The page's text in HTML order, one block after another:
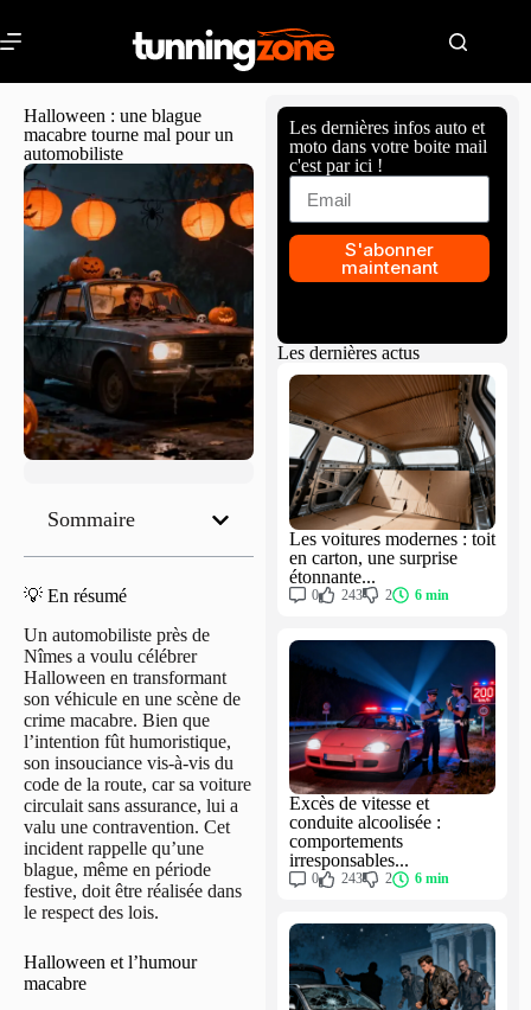
Halloween : une blague
macabre tourne mal pour un
automobiliste
Sommaire
💡 En résumé
Un automobiliste près de
Nîmes a voulu célébrer
Halloween en transformant
son véhicule en une scène de
crime macabre. Bien que
l’intention fût humoristique,
son insouciance vis-à-vis du
code de la route, car sa voiture
circulait sans assurance, lui a
valu une contravention. Cet
incident rappelle qu’une
blague, même en période
festive, doit être réalisée dans
le respect des lois.
Halloween et l’humour
macabre
Les dernières infos auto et
moto dans votre boite mail
c'est par ici !
S'abonner
maintenant
Les dernières actus
Les voitures modernes : toit
en carton, une surprise
étonnante...
0 243 2 6 min
Excès de vitesse et
conduite alcoolisée :
comportements
irresponsables...
0 243 2 6 min